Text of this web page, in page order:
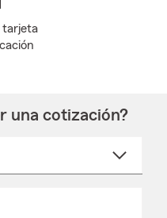
tarjeta
una cotización?